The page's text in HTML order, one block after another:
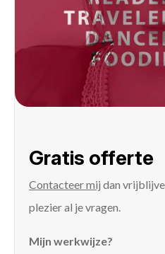
Gratis offerte
Contacteer mij dan
plezier al je vragen.
Mijn werkwijze?